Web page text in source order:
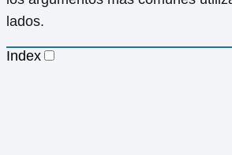
lados.
Index